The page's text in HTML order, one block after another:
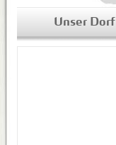
Unser Dorf